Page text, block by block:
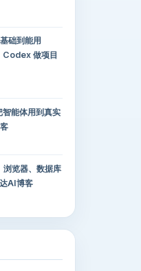
础到能用
做项目
能体用到真实
浏览器、数据库
AI博客